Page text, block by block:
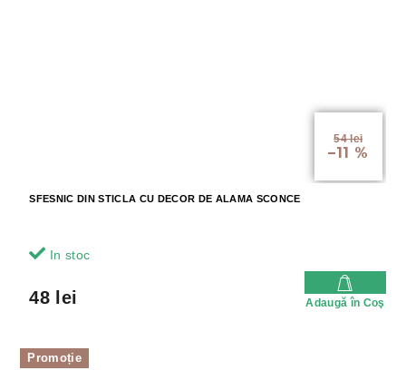
54 lei
–11 %
SFESNIC DIN STICLA CU DECOR DE ALAMA SCONCE
In stoc
48 lei Adaugă în Coş
Promoție